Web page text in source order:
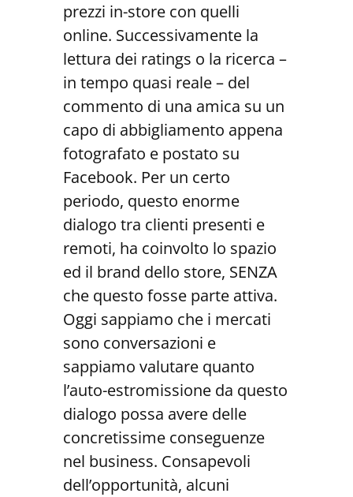
prezzi in-store con quelli
online. Successivamente la
lettura dei ratings o la ricerca –
in tempo quasi reale – del
commento di una amica su un
capo di abbigliamento appena
fotografato e postato su
Facebook. Per un certo
periodo, questo enorme
dialogo tra clienti presenti e
remoti, ha coinvolto lo spazio
ed il brand dello store, SENZA
che questo fosse parte attiva.
Oggi sappiamo che i mercati
sono conversazioni e
sappiamo valutare quanto
l’auto-estromissione da questo
dialogo possa avere delle
concretissime conseguenze
nel business. Consapevoli
dell’opportunità, alcuni